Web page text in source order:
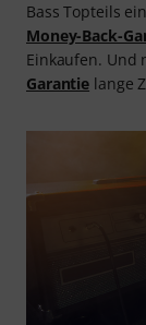
Bass Topteils
Money-Back-
Einkaufen. Und
Garantie lange